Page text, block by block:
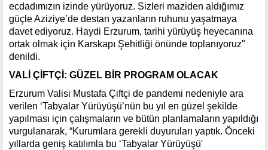
ecdadımızın izinde yürüyoruz. Sizleri maziden aldığımız
güçle Aziziye’de destan yazanların ruhunu yaşatmaya
davet ediyoruz. Haydi Erzurum, tarihi yürüyüş heyecanına
ortak olmak için Karskapı Şehitliği önünde toplanıyoruz"
denildi.
VALİ ÇİFTÇİ: GÜZEL BİR PROGRAM OLACAK
Erzurum Valisi Mustafa Çiftçi de pandemi nedeniyle ara
verilen ‘Tabyalar Yürüyüşü’nün bu yıl en güzel şekilde
yapılması için çalışmaların ve bütün planlamaların yapıldığı
vurgulanarak, “Kurumlara gerekli duyuruları yaptık. Önceki
yıllarda geniş katılımla bu ‘Tabyalar Yürüyüşü'